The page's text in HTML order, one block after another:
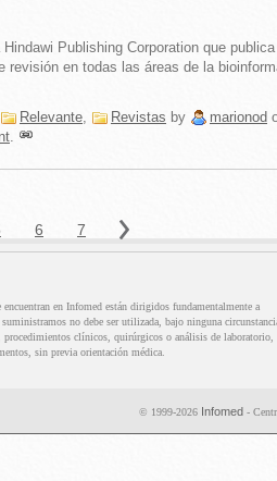
Publishing Corporation que
revisión en todas las áreas de la
Relevante, Revistas by marionod
.
encuentran en Infomed están dirigidos fundamentalmente a
no debe ser utilizada, bajo ninguna
procedimientos clínicos, quirúrgicos o análisis de laboratorio,
sin previa orientación médica.
© 1999-2026 Infomed -